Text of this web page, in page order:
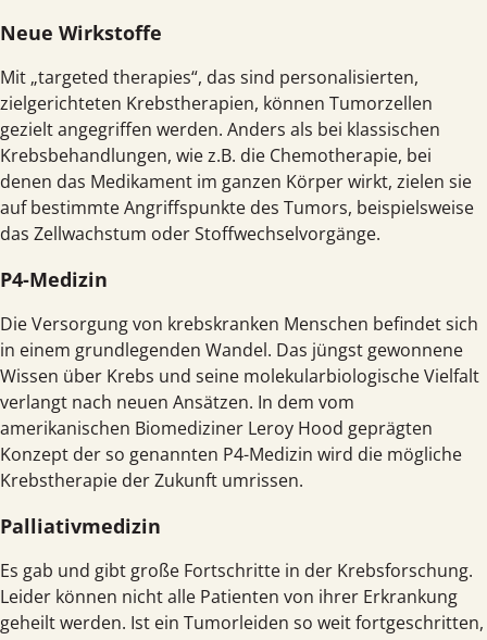
Neue Wirkstoffe
Mit „targeted therapies“, das sind personalisierten,
zielgerichteten Krebstherapien, können Tumorzellen
gezielt angegriffen werden. Anders als bei klassischen
Krebsbehandlungen, wie z.B. die Chemotherapie, bei
denen das Medikament im ganzen Körper wirkt, zielen sie
auf bestimmte Angriffspunkte des Tumors, beispielsweise
das Zellwachstum oder Stoffwechselvorgänge.
P4-Medizin
Die Versorgung von krebskranken Menschen befindet sich
in einem grundlegenden Wandel. Das jüngst gewonnene
Wissen über Krebs und seine molekularbiologische Vielfalt
verlangt nach neuen Ansätzen. In dem vom
amerikanischen Biomediziner Leroy Hood geprägten
Konzept der so genannten P4-Medizin wird die mögliche
Krebstherapie der Zukunft umrissen.
Palliativmedizin
Es gab und gibt große Fortschritte in der Krebsforschung.
Leider können nicht alle Patienten von ihrer Erkrankung
geheilt werden. Ist ein Tumorleiden so weit fortgeschritten,